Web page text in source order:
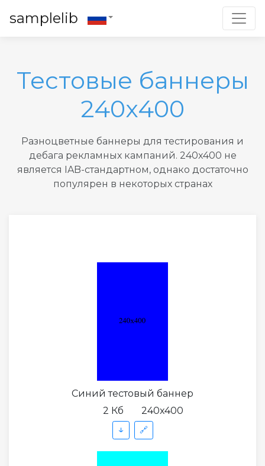
samplelib
Тестовые баннеры
240x400
Разноцветные баннеры для тестирования и
дебага рекламных кампаний. 240x400 не
является IAB-стандартном, однако достаточно
популярен в некоторых странах
Синий тестовый баннер
2 Кб
240x400
↓ 🔗